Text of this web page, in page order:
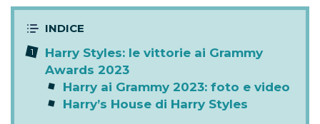
Harry Styles: le vittorie ai Grammy
Awards 2023
Harry ai Grammy 2023: foto e video
Harry’s House di Harry Styles